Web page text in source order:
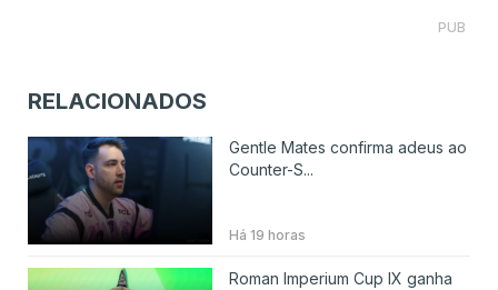
PUB
RELACIONADOS
Gentle Mates confirma adeus ao
Counter-S...
Há 19 horas
Roman Imperium Cup IX ganha